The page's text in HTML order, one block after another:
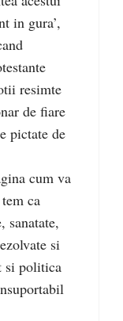
in gura’,
resimte
de fiare
pictate de
cum va
ca
sanatate,
si
si politica